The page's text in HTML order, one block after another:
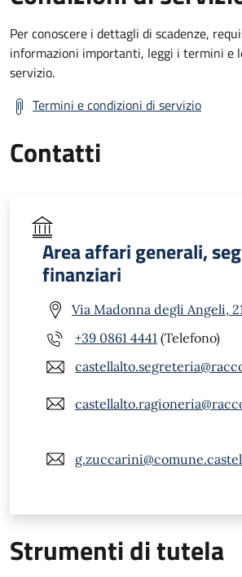
Per conoscere i dettagli di scadenze,
informazioni importanti, leggi i termini e
servizio.
Termini e condizioni di servizio
Contatti
Area affari generali,
finanziari
Via Madonna degli Angeli,
+39 0861 4441 (Telefono)
Strumenti di tutela